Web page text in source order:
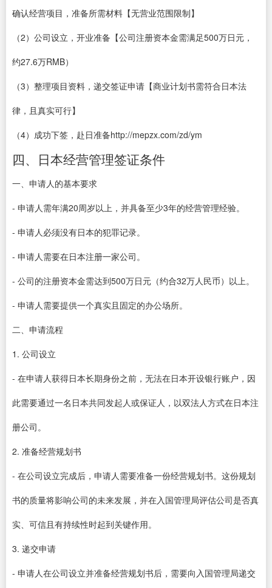
确认经营项目，准备所需材料【无营业范围限制】
（2）公司设立，开业准备【公司注册资本金需满足500万日元，
约27.6万RMB）
（3）整理项目资料，递交签证申请【商业计划书需符合日本法
律，且真实可行】
（4）成功下签，赴日准备http://mepzx.com/zd/ym
四、日本经营管理签证条件
一、申请人的基本要求
- 申请人需年满20周岁以上，并具备至少3年的经营管理经验。
- 申请人必须没有日本的犯罪记录。
- 申请人需要在日本注册一家公司。
- 公司的注册资本金需达到500万日元（约合32万人民币）以上。
- 申请人需要提供一个真实且固定的办公场所。
二、申请流程
1. 公司设立
- 在申请人获得日本长期身份之前，无法在日本开设银行账户，因
此需要通过一名日本共同发起人或保证人，以双法人方式在日本注
册公司。
2. 准备经营规划书
- 在公司设立完成后，申请人需要准备一份经营规划书。这份规划
书的质量将影响公司的未来发展，并在入国管理局评估公司是否真
实、可信且有持续性时起到关键作用。
3. 递交申请
- 申请人在公司设立并准备经营规划书后，需要向入国管理局递交